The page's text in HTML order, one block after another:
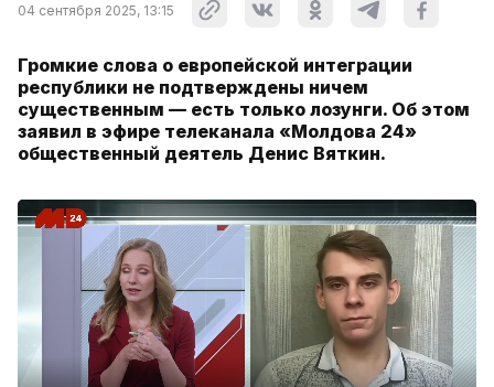
04 сентября 2025, 13:15
Громкие слова о европейской интеграции
республики не подтверждены ничем
существенным — есть только лозунги. Об этом
заявил в эфире телеканала «Молдова 24»
общественный деятель Денис Вяткин.